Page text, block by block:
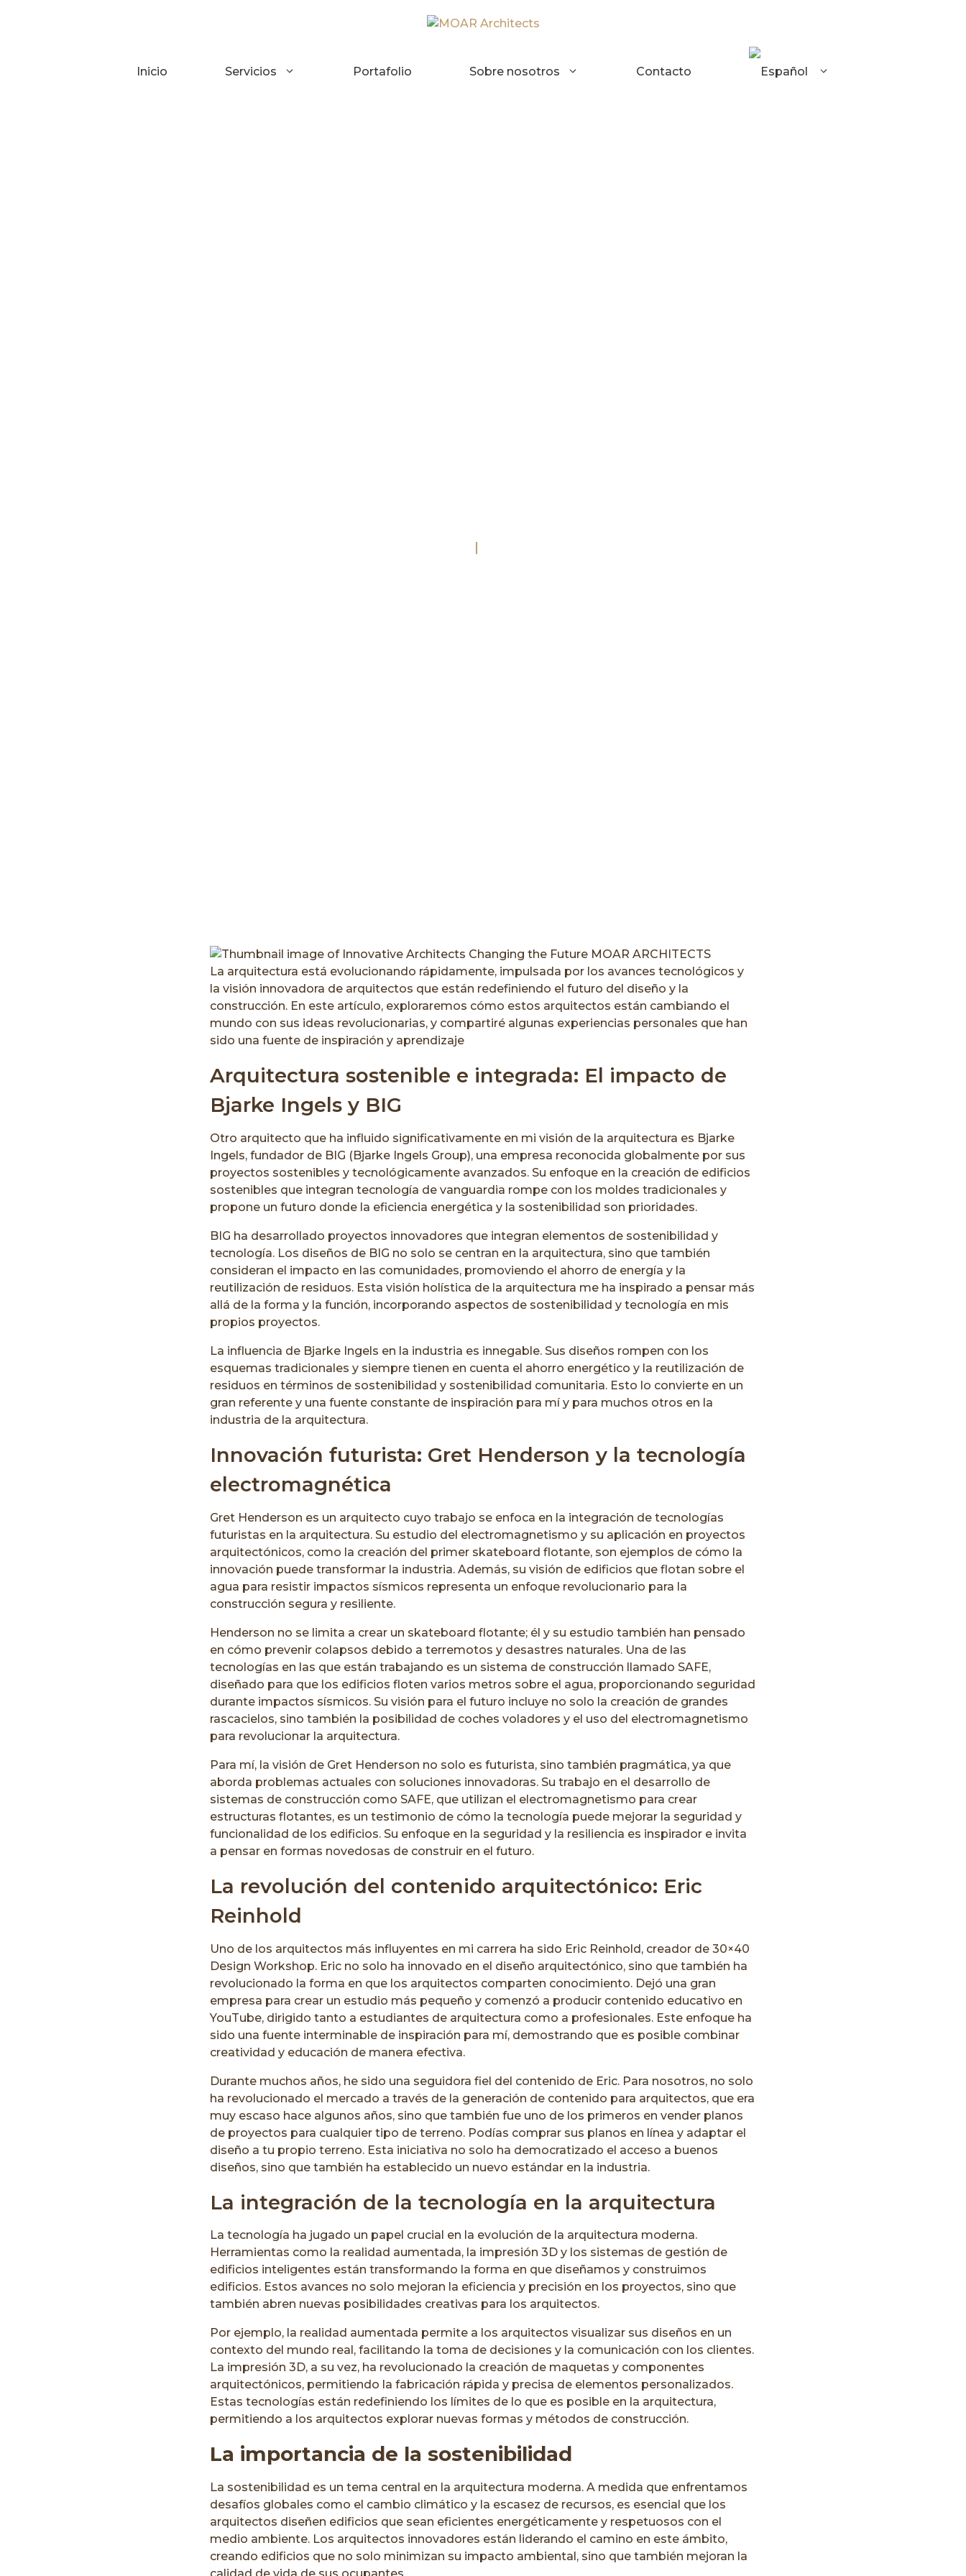
Inicio Servicios Portafolio Sobre nosotros Contacto
La arquitectura está evolucionando rápidamente, impulsada por los avances tecnológicos y
la visión innovadora de arquitectos que están redefiniendo el futuro del diseño y la
construcción. En este artículo, exploraremos cómo estos arquitectos están cambiando el
mundo con sus ideas revolucionarias, y compartiré algunas experiencias personales que han
sido una fuente de inspiración y aprendizaje
Arquitectura sostenible e integrada: El impacto de
Bjarke Ingels y BIG
Otro arquitecto que ha influido significativamente en mi visión de la arquitectura es Bjarke
Ingels, fundador de BIG (Bjarke Ingels Group), una empresa reconocida globalmente por sus
proyectos sostenibles y tecnológicamente avanzados. Su enfoque en la creación de edificios
sostenibles que integran tecnología de vanguardia rompe con los moldes tradicionales y
propone un futuro donde la eficiencia energética y la sostenibilidad son prioridades.
BIG ha desarrollado proyectos innovadores que integran elementos de sostenibilidad y
tecnología. Los diseños de BIG no solo se centran en la arquitectura, sino que también
consideran el impacto en las comunidades, promoviendo el ahorro de energía y la
reutilización de residuos. Esta visión holística de la arquitectura me ha inspirado a pensar más
allá de la forma y la función, incorporando aspectos de sostenibilidad y tecnología en mis
propios proyectos.
La influencia de Bjarke Ingels en la industria es innegable. Sus diseños rompen con los
esquemas tradicionales y siempre tienen en cuenta el ahorro energético y la reutilización de
residuos en términos de sostenibilidad y sostenibilidad comunitaria. Esto lo convierte en un
gran referente y una fuente constante de inspiración para mí y para muchos otros en la
industria de la arquitectura.
Innovación futurista: Gret Henderson y la tecnología
electromagnética
Gret Henderson es un arquitecto cuyo trabajo se enfoca en la integración de tecnologías
futuristas en la arquitectura. Su estudio del electromagnetismo y su aplicación en proyectos
arquitectónicos, como la creación del primer skateboard flotante, son ejemplos de cómo la
innovación puede transformar la industria. Además, su visión de edificios que flotan sobre el
agua para resistir impactos sísmicos representa un enfoque revolucionario para la
construcción segura y resiliente.
Henderson no se limita a crear un skateboard flotante; él y su estudio también han pensado
en cómo prevenir colapsos debido a terremotos y desastres naturales. Una de las
tecnologías en las que están trabajando es un sistema de construcción llamado SAFE,
diseñado para que los edificios floten varios metros sobre el agua, proporcionando seguridad
durante impactos sísmicos. Su visión para el futuro incluye no solo la creación de grandes
rascacielos, sino también la posibilidad de coches voladores y el uso del electromagnetismo
para revolucionar la arquitectura.
Para mí, la visión de Gret Henderson no solo es futurista, sino también pragmática, ya que
aborda problemas actuales con soluciones innovadoras. Su trabajo en el desarrollo de
sistemas de construcción como SAFE, que utilizan el electromagnetismo para crear
estructuras flotantes, es un testimonio de cómo la tecnología puede mejorar la seguridad y
funcionalidad de los edificios. Su enfoque en la seguridad y la resiliencia es inspirador e invita
a pensar en formas novedosas de construir en el futuro.
La revolución del contenido arquitectónico: Eric
Reinhold
Uno de los arquitectos más influyentes en mi carrera ha sido Eric Reinhold, creador de 30×40
Design Workshop. Eric no solo ha innovado en el diseño arquitectónico, sino que también ha
revolucionado la forma en que los arquitectos comparten conocimiento. Dejó una gran
empresa para crear un estudio más pequeño y comenzó a producir contenido educativo en
YouTube, dirigido tanto a estudiantes de arquitectura como a profesionales. Este enfoque ha
sido una fuente interminable de inspiración para mí, demostrando que es posible combinar
creatividad y educación de manera efectiva.
Durante muchos años, he sido una seguidora fiel del contenido de Eric. Para nosotros, no solo
ha revolucionado el mercado a través de la generación de contenido para arquitectos, que era
muy escaso hace algunos años, sino que también fue uno de los primeros en vender planos
de proyectos para cualquier tipo de terreno. Podías comprar sus planos en línea y adaptar el
diseño a tu propio terreno. Esta iniciativa no solo ha democratizado el acceso a buenos
diseños, sino que también ha establecido un nuevo estándar en la industria.
La integración de la tecnología en la arquitectura
La tecnología ha jugado un papel crucial en la evolución de la arquitectura moderna.
Herramientas como la realidad aumentada, la impresión 3D y los sistemas de gestión de
edificios inteligentes están transformando la forma en que diseñamos y construimos
edificios. Estos avances no solo mejoran la eficiencia y precisión en los proyectos, sino que
también abren nuevas posibilidades creativas para los arquitectos.
Por ejemplo, la realidad aumentada permite a los arquitectos visualizar sus diseños en un
contexto del mundo real, facilitando la toma de decisiones y la comunicación con los clientes.
La impresión 3D, a su vez, ha revolucionado la creación de maquetas y componentes
arquitectónicos, permitiendo la fabricación rápida y precisa de elementos personalizados.
Estas tecnologías están redefiniendo los límites de lo que es posible en la arquitectura,
permitiendo a los arquitectos explorar nuevas formas y métodos de construcción.
La importancia de la sostenibilidad
La sostenibilidad es un tema central en la arquitectura moderna. A medida que enfrentamos
desafíos globales como el cambio climático y la escasez de recursos, es esencial que los
arquitectos diseñen edificios que sean eficientes energéticamente y respetuosos con el
medio ambiente. Los arquitectos innovadores están liderando el camino en este ámbito,
creando edificios que no solo minimizan su impacto ambiental, sino que también mejoran la